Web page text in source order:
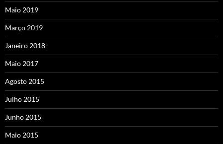
Maio 2019
Março 2019
Janeiro 2018
Maio 2017
Agosto 2015
Julho 2015
Junho 2015
Maio 2015